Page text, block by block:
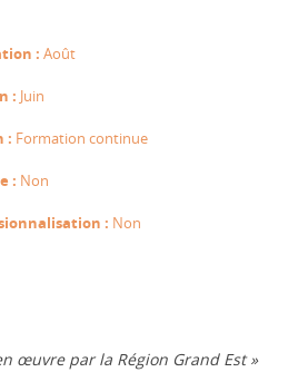
: Août
: Juin
: Formation continue
: Non
: Non
œuvre par la Région Grand Est »